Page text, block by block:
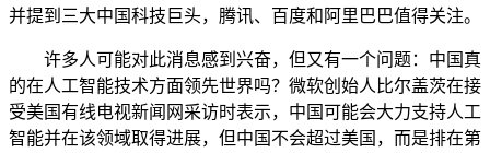
并提到三大中国科技巨头，腾讯、百度和阿里巴巴值得关注。
许多人可能对此消息感到兴奋，但又有一个问题：中国真
的在人工智能技术方面领先世界吗？微软创始人比尔盖茨在接
受美国有线电视新闻网采访时表示，中国可能会大力支持人工
智能并在该领域取得进展，但中国不会超过美国，而是排在第